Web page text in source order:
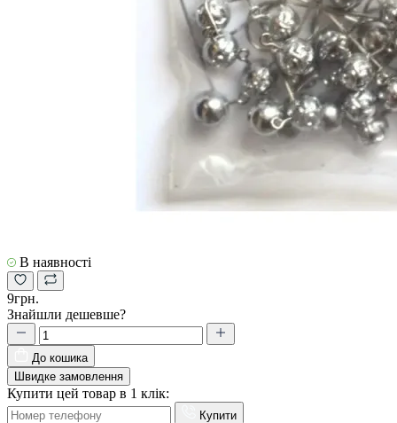
В наявності
9грн.
Знайшли дешевше?
До кошика
Швидке замовлення
Купити цей товар в 1 клік:
Купити